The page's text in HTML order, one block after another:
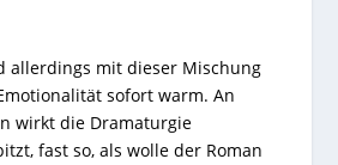
allerdings mit dieser Mischung
sofort warm. An
wirkt die Dramaturgie
fast so, als wolle der Roman